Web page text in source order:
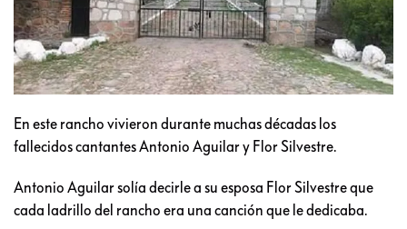
En este rancho vivieron durante muchas décadas los
fallecidos cantantes Antonio Aguilar y Flor Silvestre.
Antonio Aguilar solía decirle a su esposa Flor Silvestre que
cada ladrillo del rancho era una canción que le dedicaba.